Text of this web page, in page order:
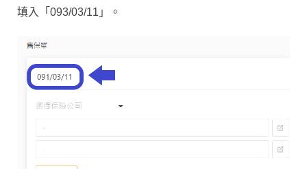
填入「093/03/11」。